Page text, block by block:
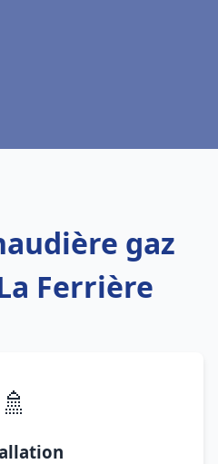
gaz
Ferrière
🚿